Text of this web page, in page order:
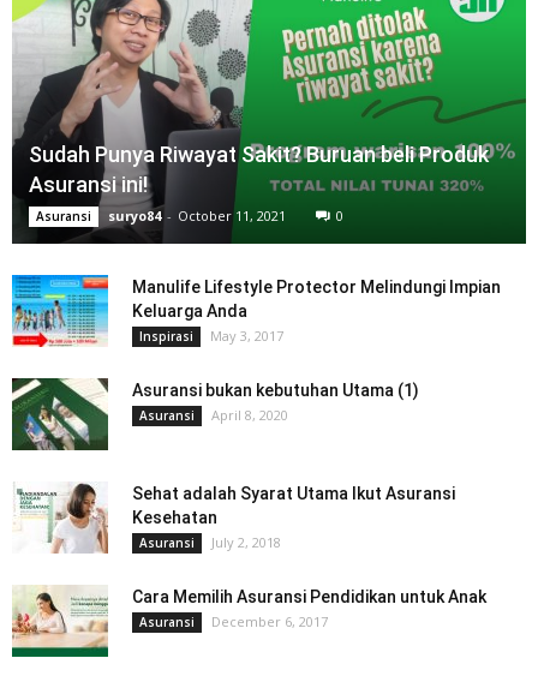
Sudah Punya Riwayat Sakit? Buruan beli Produk
Asuransi ini!
Asuransi suryo84 - October 11, 2021 0
Manulife Lifestyle Protector Melindungi Impian
Keluarga Anda
Inspirasi May 3, 2017
Asuransi bukan kebutuhan Utama (1)
Asuransi April 8, 2020
Sehat adalah Syarat Utama Ikut Asuransi
Kesehatan
Asuransi July 2, 2018
Cara Memilih Asuransi Pendidikan untuk Anak
Asuransi December 6, 2017